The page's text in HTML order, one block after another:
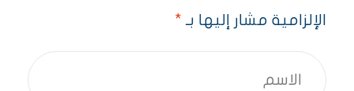
الإلزامية مشار إليها بـ *